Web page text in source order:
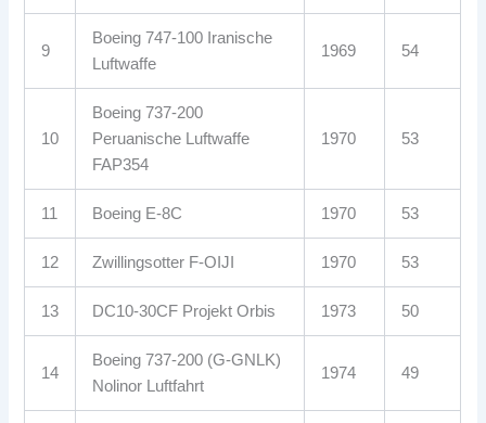
9
Boeing 747-100 Iranische
Luftwaffe
1969 54
10
Boeing 737-200
Peruanische Luftwaffe
FAP354
1970 53
11 Boeing E-8C 1970 53
12 Zwillingsotter F-OIJI 1970 53
13 DC10-30CF Projekt Orbis 1973 50
14
Boeing 737-200 (G-GNLK)
Nolinor Luftfahrt
1974 49